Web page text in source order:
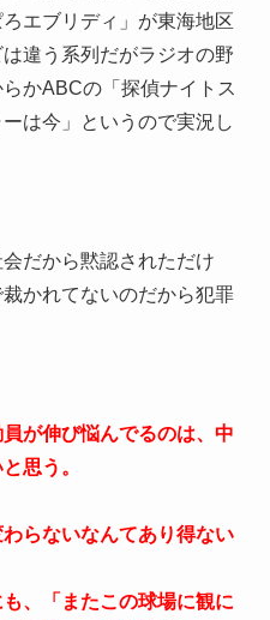
エブリディ」が東海地区
違う系列だがラジオの野
かABCの「探偵ナイトス
は今」というので実況し
だから黙認されただけ
かれてないのだから犯罪
が伸び悩んでるのは、中
思う。
らないなんてあり得ない
、「またこの球場に観に